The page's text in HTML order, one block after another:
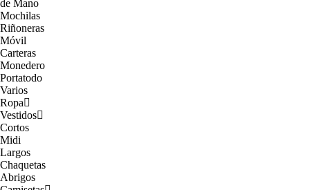
de Mano
Mochilas
Riñoneras
Móvil
Carteras
Monedero
Portatodo
Varios
Ropa
Vestidos
Cortos
Midi
Largos
Chaquetas
Abrigos